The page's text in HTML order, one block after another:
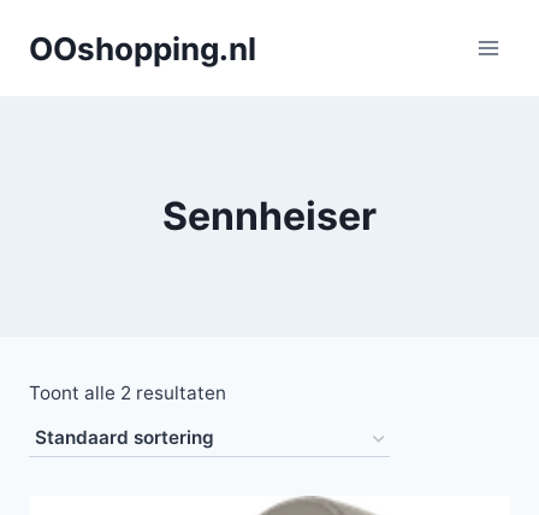
naarOOshopping.nl
Sennheiser
Toont alle 2 resultaten